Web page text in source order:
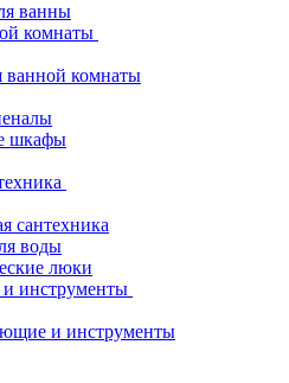
ванны
комнаты
ванной комнаты
шкафы
сантехника
воды
люки
инструменты
и инструменты